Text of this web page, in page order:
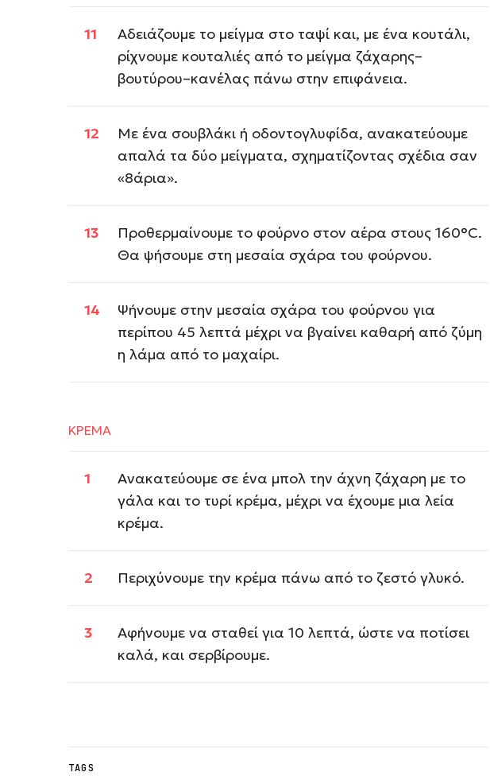
Αδειάζουμε το μείγμα στο ταψί και, με ένα κουτάλι,
ρίχνουμε κουταλιές από το μείγμα ζάχαρης–
βουτύρου–κανέλας πάνω στην επιφάνεια.
Με ένα σουβλάκι ή οδοντογλυφίδα, ανακατεύουμε
απαλά τα δύο μείγματα, σχηματίζοντας σχέδια σαν
«8άρια».
Προθερμαίνουμε το φούρνο στον αέρα στους 160°C.
Θα ψήσουμε στη μεσαία σχάρα του φούρνου.
Ψήνουμε στην μεσαία σχάρα του φούρνου για
περίπου 45 λεπτά μέχρι να βγαίνει καθαρή από ζύμη
η λάμα από το μαχαίρι.
ΚΡΕΜΑ
Ανακατεύουμε σε ένα μπολ την άχνη ζάχαρη με το
γάλα και το τυρί κρέμα, μέχρι να έχουμε μια λεία
κρέμα.
Περιχύνουμε την κρέμα πάνω από το ζεστό γλυκό.
Αφήνουμε να σταθεί για 10 λεπτά, ώστε να ποτίσει
καλά, και σερβίρουμε.
TAGS